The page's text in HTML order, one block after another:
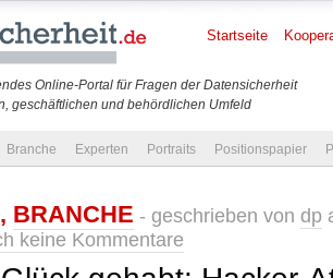
Online-Portal für Fragen der Datensicherheit
geschäftlichen und behördlichen Umfeld
Startseite
Branche Experten Portraits Positionspapier
, BRANCHE - geschrieben von dp
keine Kommentare